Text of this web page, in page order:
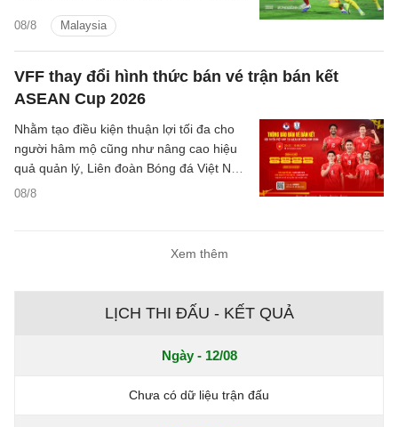
08/8 Malaysia
hành trình bảo vệ ngôi vương Đông Nam
Á.
VFF thay đổi hình thức bán vé trận bán kết
ASEAN Cup 2026
08/8
Nhằm tạo điều kiện thuận lợi tối đa cho
người hâm mộ cũng như nâng cao hiệu
quả quản lý, Liên đoàn Bóng đá Việt Nam
(VFF) đã chính thức thông báo về việc
Xem thêm
LỊCH THI ĐẤU - KẾT QUẢ
Ngày - 12/08
Chưa có dữ liệu trận đấu